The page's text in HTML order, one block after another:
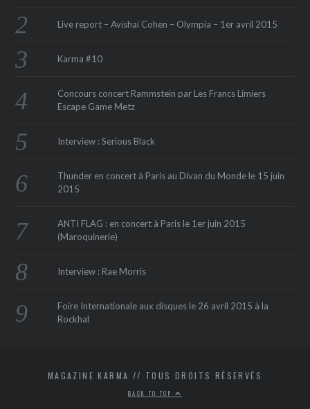
Live report – Avishai Cohen – Olympia – 1er avril 2015
Karma #10
Concours concert Rammstein par Les Francs Limiers
Escape Game Metz
Interview : Serious Black
Thunder en concert à Paris au Divan du Monde le 15 juin
2015
ANTI FLAG : en concert à Paris le 1er juin 2015
(Maroquinerie‏)
Interview : Rae Morris
Foire Internationale aux disques le 26 avril 2015 à la
Rockhal
MAGAZINE KARMA // TOUS DROITS RÉSERVÉS
BACK TO TOP